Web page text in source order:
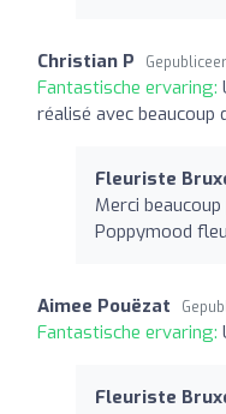
Christian P
Fantastische ervaring:
réalisé avec beaucoup
Fleuriste
Merci
Poppymood
Aimee Pouëzat
Fantastische ervaring:
Fleuriste